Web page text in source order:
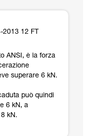
2013 12 FT
ANSI, è la forza
superare 6 kN.
può quindi
6 kN, a
kN.